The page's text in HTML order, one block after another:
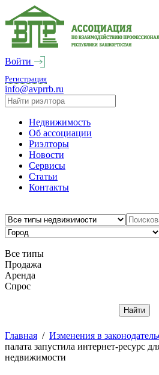
Войти
Регистрация
info@avprrb.ru
Недвижимость
Об ассоциации
Риэлторы
Новости
Сервисы
Статьи
Контакты
Все типы
Продажа
Аренда
Спрос
Главная / Изменения в
палата запустила интернет-ресурс
недвижимости